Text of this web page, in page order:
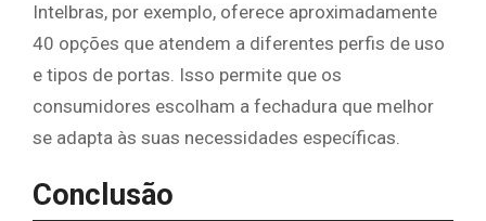
Intelbras, por exemplo, oferece aproximadamente
40 opções que atendem a diferentes perfis de uso
e tipos de portas. Isso permite que os
consumidores escolham a fechadura que melhor
se adapta às suas necessidades específicas.
Conclusão